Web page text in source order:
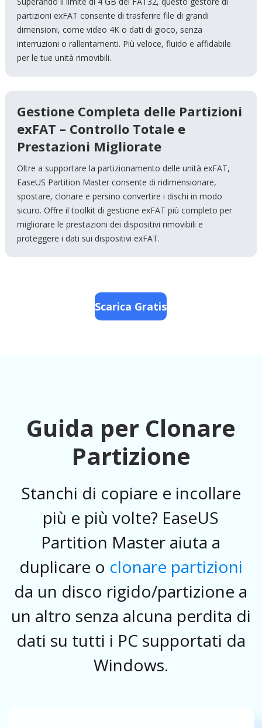
partizioni exFAT consente di trasferire file di grandi
dimensioni, come video 4K o dati di gioco, senza
interruzioni o rallentamenti. Più veloce, fluido e affidabile
per le tue unità rimovibili.
Gestione Completa delle Partizioni
exFAT – Controllo Totale e
Prestazioni Migliorate
Oltre a supportare la partizionamento delle unità exFAT,
EaseUS Partition Master consente di ridimensionare,
spostare, clonare e persino convertire i dischi in modo
sicuro. Offre il toolkit di gestione exFAT più completo per
migliorare le prestazioni dei dispositivi rimovibili e
proteggere i dati sui dispositivi exFAT.
Scarica Gratis
Guida per Clonare
Partizione
Stanchi di copiare e incollare
più e più volte? EaseUS
Partition Master aiuta a
duplicare o clonare partizioni
da un disco rigido/partizione a
un altro senza alcuna perdita di
dati su tutti i PC supportati da
Windows.